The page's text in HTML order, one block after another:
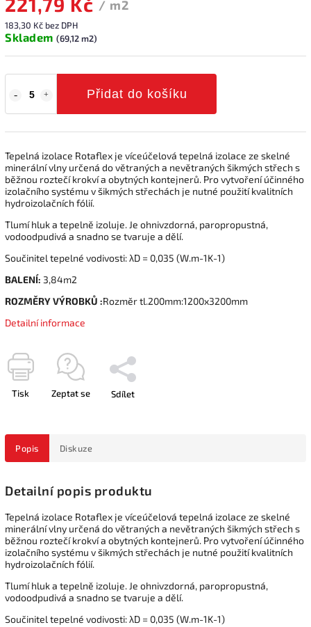
/ m2
183,30 Kč bez DPH
Skladem (69,12 m2)
Přidat do košíku
Tepelná izolace Rotaflex je víceúčelová tepelná izolace ze skelné
minerální vlny určená do větraných a nevětraných šikmých střech s
běžnou roztečí krokví a obytných kontejnerů. Pro vytvoření účinného
izolačního systému v šikmých střechách je nutné použití kvalitních
hydroizolačních fólií.
Tlumí hluk a tepelně izoluje. Je ohnivzdorná, paropropustná,
vodoodpudivá a snadno se tvaruje a dělí.
Součinitel tepelné vodivosti: λD = 0,035 (W.m-1K-1)
BALENÍ: 3,84m2
ROZMĚRY VÝROBKŮ :Rozměr tl.200mm:1200x3200mm
Detailní informace
Tisk Zeptat se Sdílet
Popis Diskuze
Detailní popis produktu
Tepelná izolace Rotaflex je víceúčelová tepelná izolace ze skelné
minerální vlny určená do větraných a nevětraných šikmých střech s
běžnou roztečí krokví a obytných kontejnerů. Pro vytvoření účinného
izolačního systému v šikmých střechách je nutné použití kvalitních
hydroizolačních fólií.
Tlumí hluk a tepelně izoluje. Je ohnivzdorná, paropropustná,
vodoodpudivá a snadno se tvaruje a dělí.
Součinitel tepelné vodivosti: λD = 0,035 (W.m-1K-1)